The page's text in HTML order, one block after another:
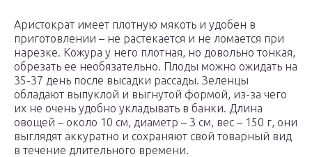
Аристократ имеет плотную мякоть и удобен в
приготовлении – не растекается и не ломается при
нарезке. Кожура у него плотная, но довольно тонкая,
обрезать ее необязательно. Плоды можно ожидать на
35-37 день после высадки рассады. Зеленцы
обладают выпуклой и выгнутой формой, из-за чего
их не очень удобно укладывать в банки. Длина
овощей – около 10 см, диаметр – 3 см, вес – 150 г, они
выглядят аккуратно и сохраняют свой товарный вид
в течение длительного времени.